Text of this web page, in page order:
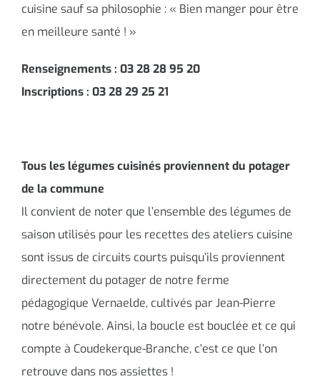
cuisine sauf sa philosophie : « Bien manger pour être
en meilleure santé ! »
Renseignements : 03 28 28 95 20
Inscriptions : 03 28 29 25 21
Tous les légumes cuisinés proviennent du potager
de la commune
Il convient de noter que l’ensemble des légumes de
saison utilisés pour les recettes des ateliers cuisine
sont issus de circuits courts puisqu’ils proviennent
directement du potager de notre ferme
pédagogique Vernaelde, cultivés par Jean-Pierre
notre bénévole. Ainsi, la boucle est bouclée et ce qui
compte à Coudekerque-Branche, c’est ce que l’on
retrouve dans nos assiettes !